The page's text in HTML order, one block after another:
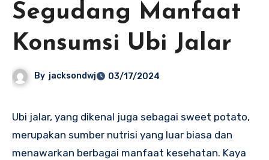
Segudang Manfaat
Konsumsi Ubi Jalar
By jacksondwj 03/17/2024
Ubi jalar, yang dikenal juga sebagai sweet potato,
merupakan sumber nutrisi yang luar biasa dan
menawarkan berbagai manfaat kesehatan. Kaya